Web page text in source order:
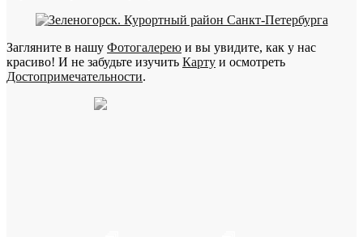
Загляните в нашу Фотогалерею и вы увидите, как у нас
красиво! И не забудьте изучить Карту и осмотреть
Достопримечательности.